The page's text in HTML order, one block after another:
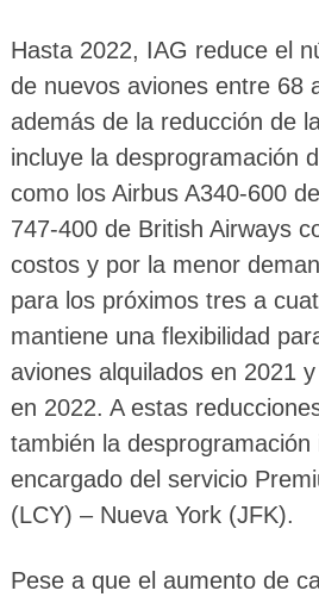
Hasta 2022, IAG reduce el
de nuevos aviones entre 68
además de la reducción de
incluye la desprogramación
como los Airbus A340-600
747-400 de British Airways
costos y por la menor
para los próximos tres a
mantiene una flexibilidad
aviones alquilados en 2021
en 2022. A estas
también la desprogramación
encargado del servicio
(LCY) – Nueva York (JFK).
Pese a que el aumento de